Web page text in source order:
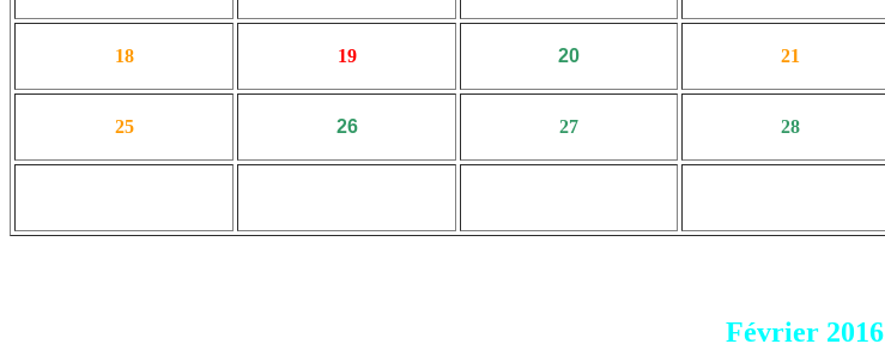
18 19 20 21
25 26 27 28
Février 2016